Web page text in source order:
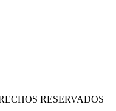
RESERVADOS